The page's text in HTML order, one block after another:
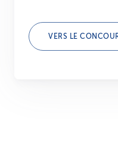
VERS LE